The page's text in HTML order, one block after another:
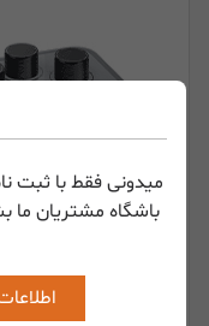
میدونی فقط با ثبت
باشگاه مشتریان ما